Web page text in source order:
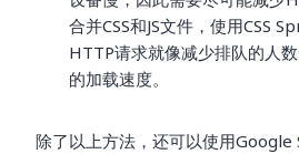
合并CSS和JS文件，使用CSS
HTTP请求就像减少排队的人
的加载速度。
除了以上方法，还可以使用